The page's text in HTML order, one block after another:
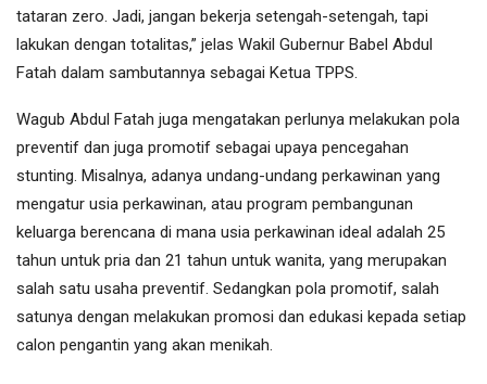
tataran zero. Jadi, jangan bekerja setengah-setengah, tapi
lakukan dengan totalitas,” jelas Wakil Gubernur Babel Abdul
Fatah dalam sambutannya sebagai Ketua TPPS.
Wagub Abdul Fatah juga mengatakan perlunya melakukan pola
preventif dan juga promotif sebagai upaya pencegahan
stunting. Misalnya, adanya undang-undang perkawinan yang
mengatur usia perkawinan, atau program pembangunan
keluarga berencana di mana usia perkawinan ideal adalah 25
tahun untuk pria dan 21 tahun untuk wanita, yang merupakan
salah satu usaha preventif. Sedangkan pola promotif, salah
satunya dengan melakukan promosi dan edukasi kepada setiap
calon pengantin yang akan menikah.